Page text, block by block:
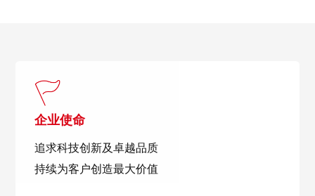
企业使命
追求科技创新及卓越品质
持续为客户创造最大价值